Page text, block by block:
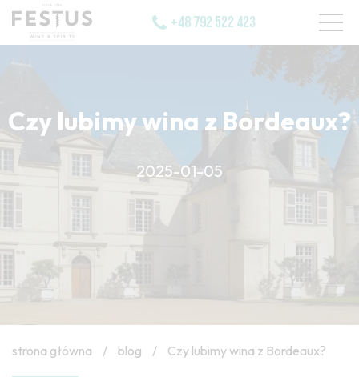
+48 792 522 423
Czy lubimy wina z Bordeaux?
2025-01-05
strona główna / blog / Czy lubimy wina z Bordeaux?